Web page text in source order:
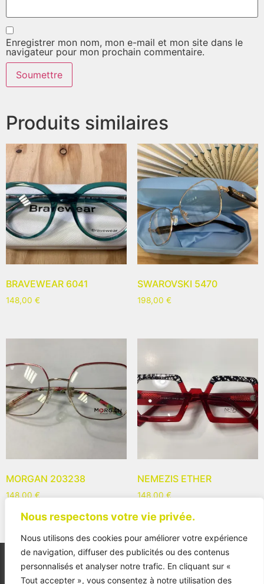
Nous respectons votre vie privée.
Nous utilisons des cookies pour améliorer votre expérience
de navigation, diffuser des publicités ou des contenus
personnalisés et analyser notre trafic. En cliquant sur «
Tout accepter », vous consentez à notre utilisation des
Enregistrer mon nom, mon e-mail et mon site dans le
navigateur pour mon prochain commentaire.
Produits similaires
BRAVEWEAR 6041
148,00 €
SWAROVSKI 5470
198,00 €
MORGAN 203238
148,00 €
NEMEZIS ETHER
148,00 €